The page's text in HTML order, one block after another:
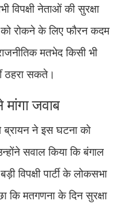
नेताओं की सुरक्षा
रोकने के लिए फौरन कदम
मतभेद किसी भी
ठहरा सकते।
जवाब
ने इस घटना को
सवाल किया कि बंगाल
विपक्षी पार्टी के लोकसभा
कि मतगणना के दिन सुरक्षा